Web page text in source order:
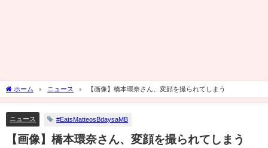
ホーム ニュース 【画像】橋本環奈さん、変顔を撮られてしまう
ニュース #EatsMatteosBdaysaMB
【画像】橋本環奈さん、変顔を撮られてしまう